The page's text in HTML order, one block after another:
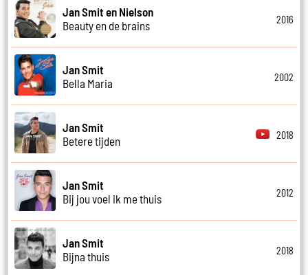
Jan Smit en Nielson
Beauty en de brains
2016
Jan Smit
Bella Maria
2002
Jan Smit
Betere tijden
2018
Jan Smit
Bij jou voel ik me thuis
2012
Jan Smit
Bijna thuis
2018